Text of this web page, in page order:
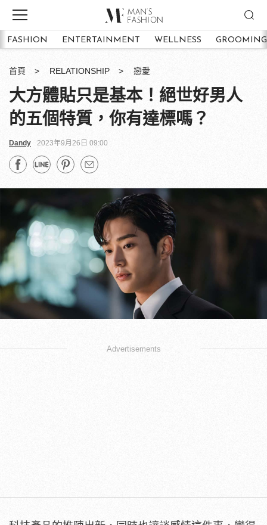
FASHION ENTERTAINMENT WELLNESS GROOMING
首頁 RELATIONSHIP 戀愛
大方體貼只是基本！絕世好男人
的五個特質，你有達標嗎？
Dandy 2023年9月26日 09:00
Advertisements